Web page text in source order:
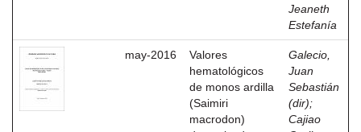
Jeaneth
Estefanía
may-2016
Valores
hematológicos
de monos ardilla
(Saimiri
macrodon)
Galecio,
Juan
Sebastián
(dir);
Cajiao